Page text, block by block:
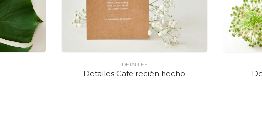
DETALLES
Detalles Café recién hecho